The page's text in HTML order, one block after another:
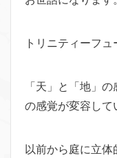
トリニティーフュ
「天」と「地」
の感覚が変容して
以前から庭に立